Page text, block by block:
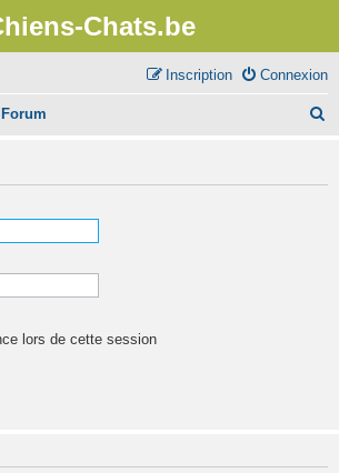
Chats.be
Connexion
Inscription
Forum
lors de cette session